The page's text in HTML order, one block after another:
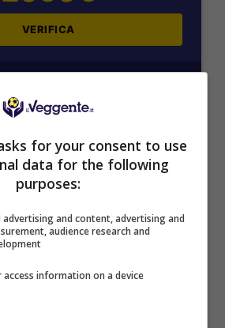
VERIFICA
Informazioni
Sport: fino a 1.000€
1000€
VERIFICA
for your consent to use
data for the following
purposes:
advertising and content, advertising and
audience research and
information on a device